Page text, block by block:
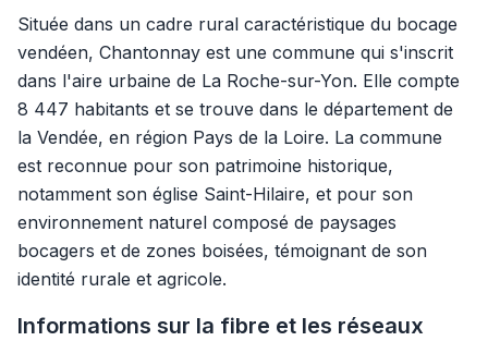
Située dans un cadre rural caractéristique du bocage
vendéen, Chantonnay est une commune qui s'inscrit
dans l'aire urbaine de La Roche-sur-Yon. Elle compte
8 447 habitants et se trouve dans le département de
la Vendée, en région Pays de la Loire. La commune
est reconnue pour son patrimoine historique,
notamment son église Saint-Hilaire, et pour son
environnement naturel composé de paysages
bocagers et de zones boisées, témoignant de son
identité rurale et agricole.
Informations sur la fibre et les réseaux